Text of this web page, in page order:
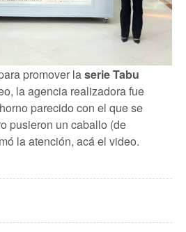
promover laserie Tabu
la agencia realizadora fue
parecido con el que se
pusieron un caballo (de
la atención, acá el video.